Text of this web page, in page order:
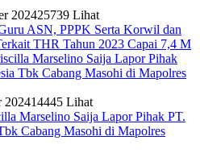
202425739 Lihat
ASN, PPPK Serta Korwil dan
THR Tahun 2023 Capai 7,4 M
202414445 Lihat
Marselino Saija Lapor Pihak PT.
Cabang Masohi di Mapolres